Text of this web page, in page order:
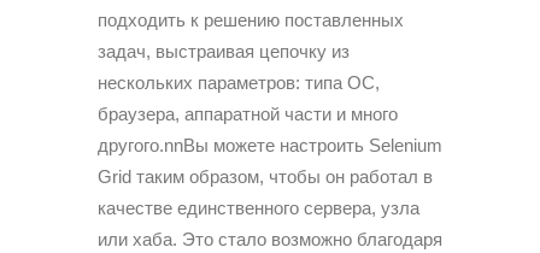
подходить к решению поставленных
задач, выстраивая цепочку из
нескольких параметров: типа ОС,
браузера, аппаратной части и много
другого.nnВы можете настроить Selenium
Grid таким образом, чтобы он работал в
качестве единственного сервера, узла
или хаба. Это стало возможно благодаря